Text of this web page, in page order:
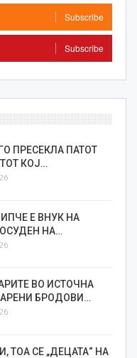
Subscribe
Subscribe
ПРЕСЕКЛА ПАТОТ
КОЈ…
Е ВНУК НА
НА…
ВО ИСТОЧНА
БРОДОВИ…
ТОА СЕ „ДЕЦАТА“ НА